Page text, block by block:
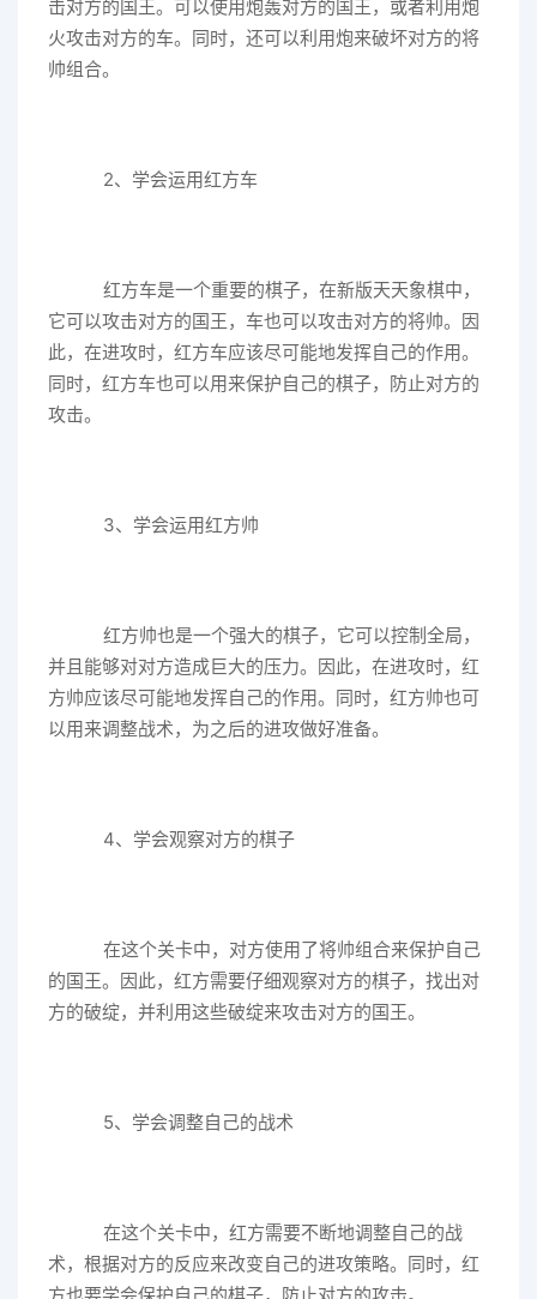
击对方的国王。可以使用炮轰对方的国王，或者利用炮
火攻击对方的车。同时，还可以利用炮来破坏对方的将
帅组合。
2、学会运用红方车
红方车是一个重要的棋子，在新版天天象棋中，
它可以攻击对方的国王，车也可以攻击对方的将帅。因
此，在进攻时，红方车应该尽可能地发挥自己的作用。
同时，红方车也可以用来保护自己的棋子，防止对方的
攻击。
3、学会运用红方帅
红方帅也是一个强大的棋子，它可以控制全局，
并且能够对对方造成巨大的压力。因此，在进攻时，红
方帅应该尽可能地发挥自己的作用。同时，红方帅也可
以用来调整战术，为之后的进攻做好准备。
4、学会观察对方的棋子
在这个关卡中，对方使用了将帅组合来保护自己
的国王。因此，红方需要仔细观察对方的棋子，找出对
方的破绽，并利用这些破绽来攻击对方的国王。
5、学会调整自己的战术
在这个关卡中，红方需要不断地调整自己的战
术，根据对方的反应来改变自己的进攻策略。同时，红